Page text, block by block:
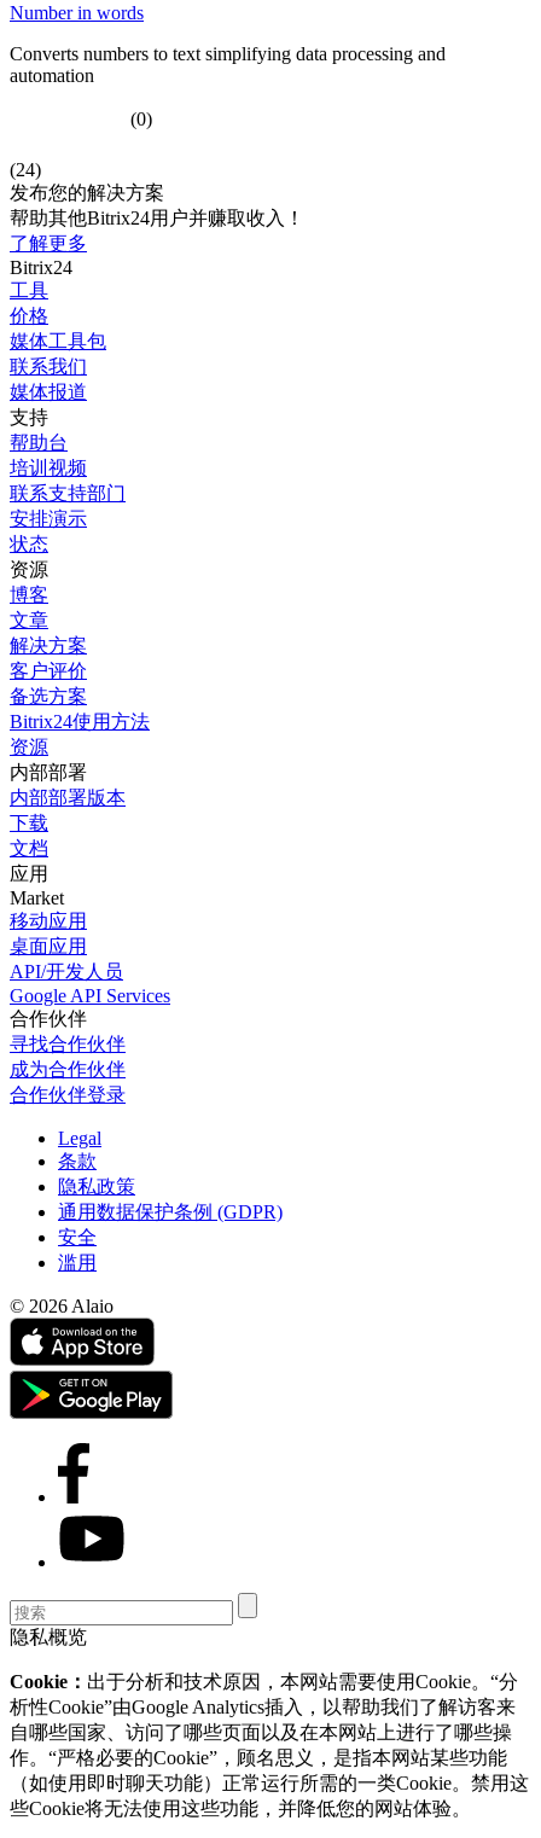
Number in words
Converts numbers to text simplifying data processing and
automation
(0)
(24)
发布您的解决方案
帮助其他Bitrix24用户并赚取收入！
了解更多
Bitrix24
工具
价格
媒体工具包
联系我们
媒体报道
支持
帮助台
培训视频
联系支持部门
安排演示
状态
资源
博客
文章
解决方案
客户评价
备选方案
Bitrix24使用方法
资源
内部部署
内部部署版本
下载
文档
应用
Market
移动应用
桌面应用
API/开发人员
Google API Services
合作伙伴
寻找合作伙伴
成为合作伙伴
合作伙伴登录
Legal
条款
隐私政策
通用数据保护条例 (GDPR)
安全
滥用
© 2026 Alaio
隐私概览
Cookie： 出于分析和技术原因，本网站需要使用Cookie。“分
析性Cookie”由Google Analytics插入，以帮助我们了解访客来
自哪些国家、访问了哪些页面以及在本网站上进行了哪些操
作。“严格必要的Cookie”，顾名思义，是指本网站某些功能
（如使用即时聊天功能）正常运行所需的一类Cookie。禁用这
些Cookie将无法使用这些功能，并降低您的网站体验。